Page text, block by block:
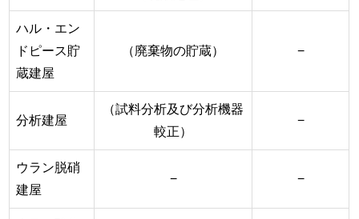
ハル・エン
ドピース貯
蔵建屋
（廃棄物の貯蔵） −
分析建屋
（試料分析及び分析機器
較正）
−
ウラン脱硝
建屋
− −